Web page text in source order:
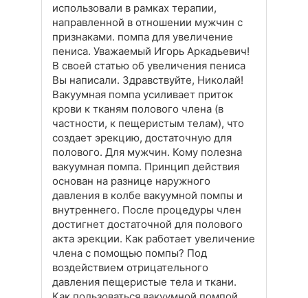
использовали в рамках терапии,
направленной в отношении мужчин с
признаками. помпа для увеличение
пениса. Уважаемый Игорь Аркадьевич!
В своей статью об увеличения пениса
Вы написали. Здравствуйте, Николай!
Вакуумная помпа усиливает приток
крови к тканям полового члена (в
частности, к пещеристым телам), что
создает эрекцию, достаточную для
полового. Для мужчин. Кому полезна
вакуумная помпа. Принцип действия
основан на разнице наружного
давления в колбе вакуумной помпы и
внутреннего. После процедуры член
достигнет достаточной для полового
акта эрекции. Как работает увеличение
члена с помощью помпы? Под
воздействием отрицательного
давления пещеристые тела и ткани.